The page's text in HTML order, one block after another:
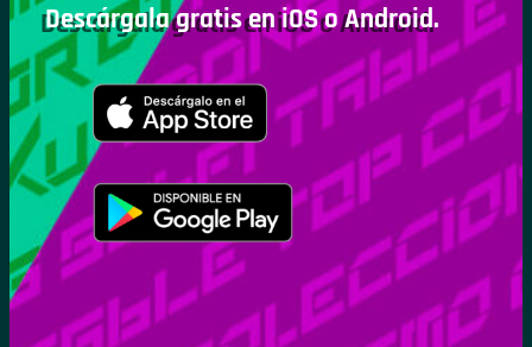
Descárgala gratis en iOS o Android.